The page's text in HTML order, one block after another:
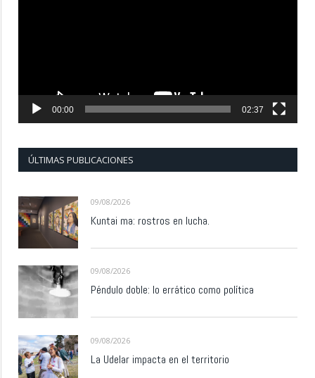
00:00 02:37
ÚLTIMAS PUBLICACIONES
09/08/2026
Kuntai ma: rostros en lucha.
09/08/2026
Péndulo doble: lo errático como política
09/08/2026
La Udelar impacta en el territorio